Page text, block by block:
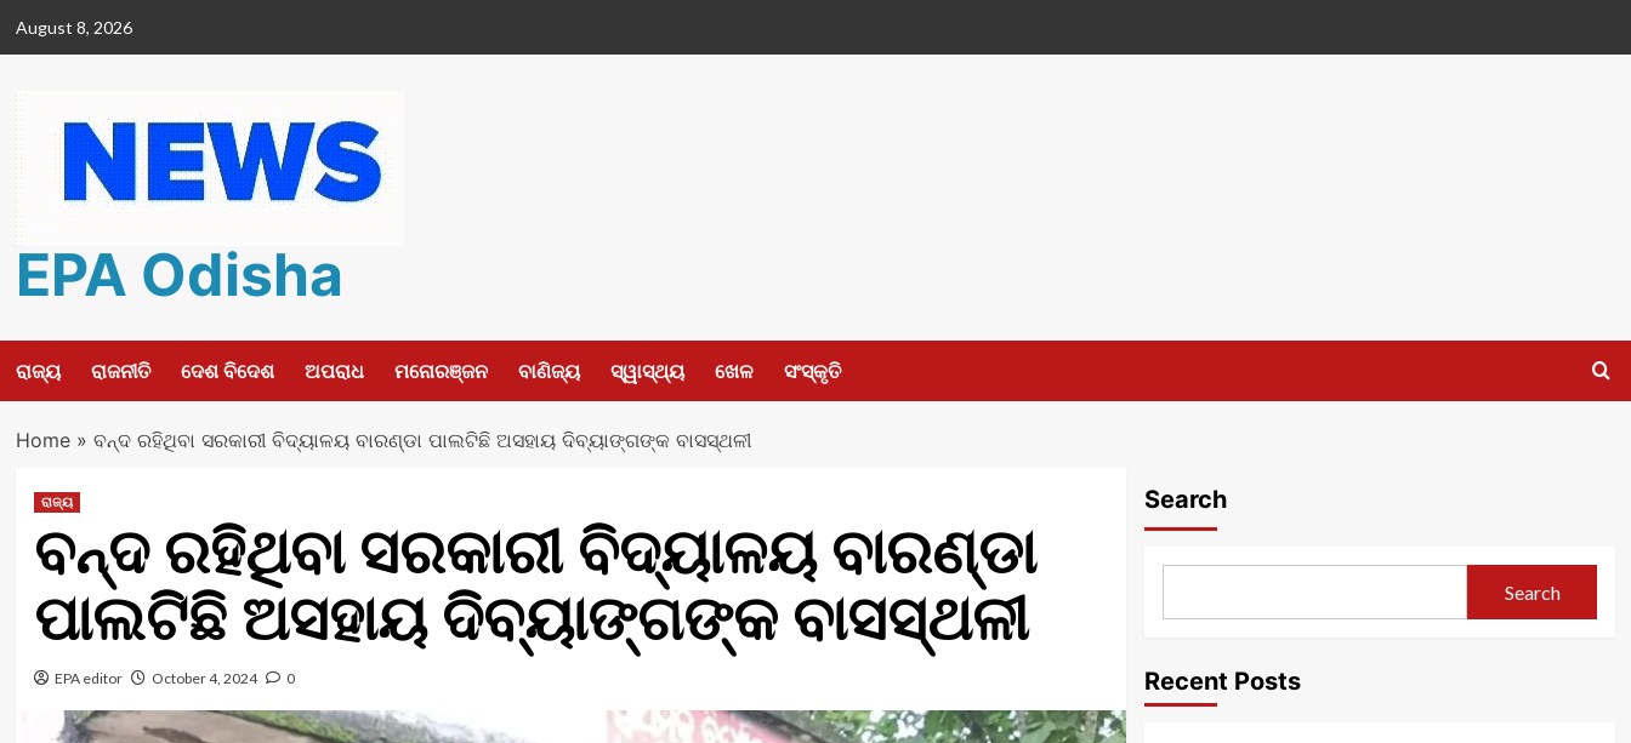
August 8, 2026
EPA Odisha
ରାଜ୍ୟ ରାଜନୀତି ଦେଶ ବିଦେଶ ଅପରାଧ ମନୋରଞ୍ଜନ ବାଣିଜ୍ୟ ସ୍ୱାସ୍ଥ୍ୟ ଖେଳ ସଂସ୍କୃତି
Home» ବନ୍ଦ ରହିଥିବା ସରକାରୀ ବିଦ୍ୟାଳୟ ବାରଣ୍ଡା ପାଲଟିଛି ଅସହାୟ ଦିବ୍ୟାଙ୍ଗଙ୍କ ବାସସ୍ଥଳୀ
ରାଜ୍ୟ
ବନ୍ଦ ରହିଥିବା ସରକାରୀ ବିଦ୍ୟାଳୟ ବାରଣ୍ଡା
ପାଲଟିଛି ଅସହାୟ ଦିବ୍ୟାଙ୍ଗଙ୍କ ବାସସ୍ଥଳୀ
EPA editor October 4, 2024 0
Search
Search
Recent Posts